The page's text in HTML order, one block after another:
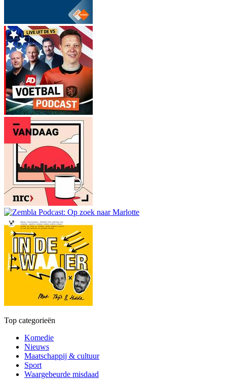
Top categorieën
Komedie
Nieuws
Maatschappij & cultuur
Sport
Waargebeurde misdaad